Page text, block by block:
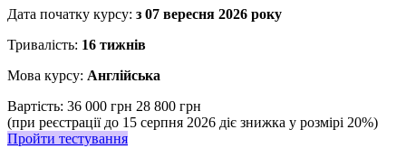
Дата початку курсу: з 07 вересня 2026 року
Тривалість: 16 тижнів
Мова курсу: Англійська
Вартість: 36 000 грн 28 800 грн
(при реєстрації до 15 серпня 2026 діє знижка у розмірі 20%)
Пройти тестування